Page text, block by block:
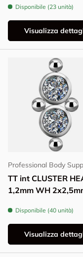
Disponibile (23 unità)
Visualizza
Professional Body
TT int CLUSTER
1,2mm WH
Disponibile (40 unità)
Visualizza